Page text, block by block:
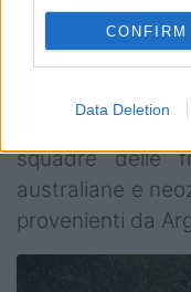
CONFIRM
Data Deletion
Dal 2015, al
Giappone, Figi,
edizioni
squadre delle
australiane e
provenienti da